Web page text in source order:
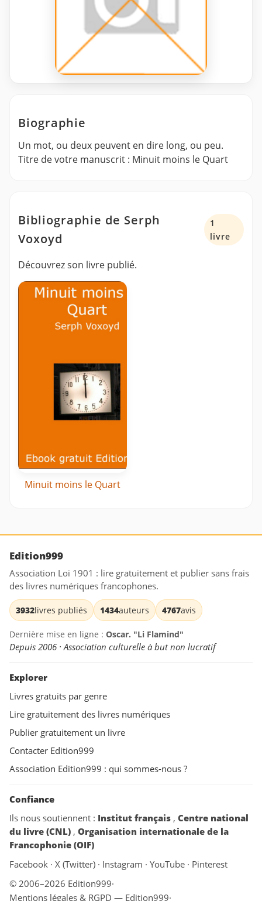
Biographie
Un mot, ou deux peuvent en dire long, ou peu.
Titre de votre manuscrit : Minuit moins le Quart
Bibliographie de Serph
Voxoyd
1
livre
Découvrez son livre publié.
Minuit moins le Quart
Edition999
Association Loi 1901 : lire gratuitement et publier sans frais
des livres numériques francophones.
3932livres publiés 1434auteurs 4767avis
Dernière mise en ligne : Oscar. "Li Flamind"
Depuis 2006 · Association culturelle à but non lucratif
Explorer
Livres gratuits par genre
Lire gratuitement des livres numériques
Publier gratuitement un livre
Contacter Edition999
Association Edition999 : qui sommes-nous ?
Confiance
Ils nous soutiennent : Institut français , Centre national
du livre (CNL) , Organisation internationale de la
Francophonie (OIF)
Facebook · X (Twitter) · Instagram · YouTube · Pinterest
© 2006–2026 Edition999·
Mentions légales & RGPD — Edition999·